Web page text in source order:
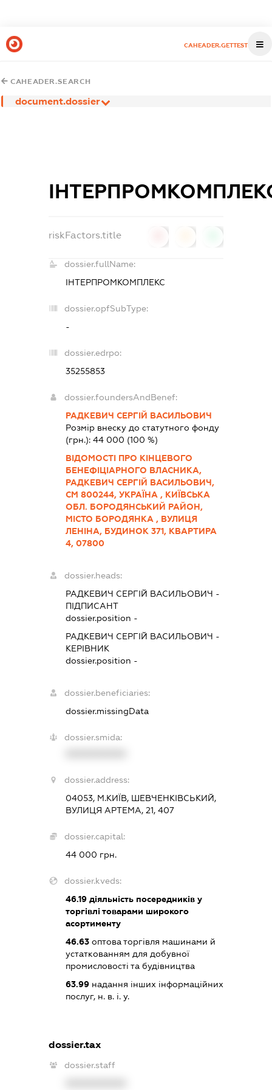
CAHEADER.GETTEST
CAHEADER.SEARCH
document.dossier
riskFactors.title
dossier.fullName:
ІНТЕРПРОМКОМПЛЕКС
dossier.opfSubType:
-
dossier.edrpo:
35255853
dossier.foundersAndBenef:
РАДКЕВИЧ СЕРГІЙ ВАСИЛЬОВИЧ
Розмір внеску до статутного фонду
(грн.): 44 000 (100 %)
ВІДОМОСТІ ПРО КІНЦЕВОГО
БЕНЕФІЦІАРНОГО ВЛАСНИКА,
РАДКЕВИЧ СЕРГІЙ ВАСИЛЬОВИЧ,
СМ 800244, УКРАЇНА , КИЇВСЬКА
ОБЛ. БОРОДЯНСЬКИЙ РАЙОН,
МІСТО БОРОДЯНКА , ВУЛИЦЯ
ЛЕНІНА, БУДИНОК 371, КВАРТИРА
4, 07800
dossier.heads:
РАДКЕВИЧ СЕРГІЙ ВАСИЛЬОВИЧ -
ПІДПИСАНТ
dossier.position -
РАДКЕВИЧ СЕРГІЙ ВАСИЛЬОВИЧ -
КЕРІВНИК
dossier.position -
dossier.beneficiaries:
dossier.missingData
dossier.smida:
dossier.address:
04053, М.КИЇВ, ШЕВЧЕНКІВСЬКИЙ,
ВУЛИЦЯ АРТЕМА, 21, 407
dossier.capital:
44 000 грн.
dossier.kveds:
46.19діяльність посередників у
торгівлі товарами широкого
асортименту
46.63оптова торгівля машинами й
устаткованням для добувної
промисловості та будівництва
63.99надання інших інформаційних
послуг, н. в. і. у.
dossier.tax
dossier.staff